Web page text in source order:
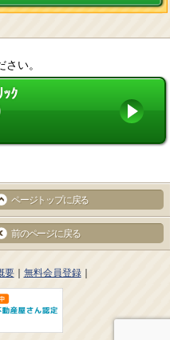
さい。
ｸ
ページトップに戻る
前のページに戻る
要 無料会員登録